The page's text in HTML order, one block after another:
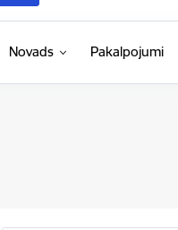
Novads Pakalpojumi